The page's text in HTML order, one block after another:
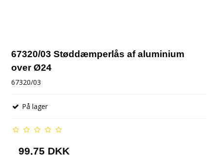
67320/03 Støddæmperlås af aluminium
over Ø24
67320/03
På lager
99,75 DKK